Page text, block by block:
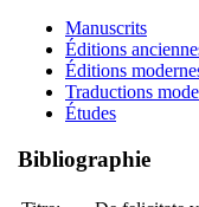
Manuscrits
Éditions
Éditions
Traductions
Études
Bibliographie